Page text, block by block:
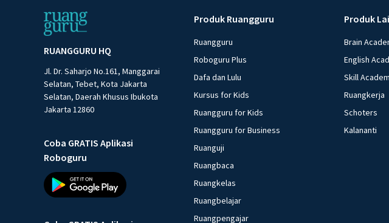
RUANGGURU HQ
Jl. Dr. Saharjo No.161, Manggarai
Selatan, Tebet, Kota Jakarta
Selatan, Daerah Khusus Ibukota
Jakarta 12860
Coba GRATIS Aplikasi
Roboguru
Produk Ruangguru
Ruangguru
Roboguru Plus
Dafa dan Lulu
Kursus for Kids
Ruangguru for Kids
Ruangguru for Business
Ruanguji
Ruangbaca
Ruangkelas
Ruangbelajar
Ruangpengajar
Produk
Brain
English
Skill
Ruangkerja
Schoters
Kalananti